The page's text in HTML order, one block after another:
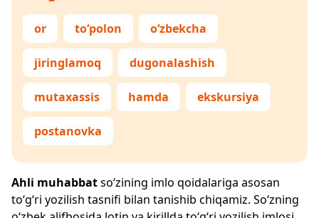
or to‘polon o‘zbekcha
jiringlamoq dugonalashish
mutaxassis hamda ekskursiya
postanovka
Ahli muhabbatso‘zining imlo qoidalariga asosan
to‘g‘ri yozilish tasnifi bilan tanishib chiqamiz. So‘zning